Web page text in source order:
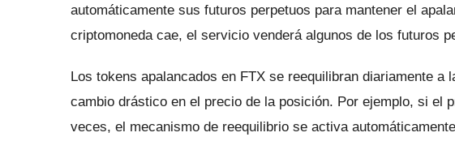
automáticamente sus futuros perpetuos para mantener el
criptomoneda cae, el servicio venderá algunos de los futuros
Los tokens apalancados en FTX se reequilibran diariamente a
cambio drástico en el precio de la posición. Por ejemplo, si el
veces, el mecanismo de reequilibrio se activa